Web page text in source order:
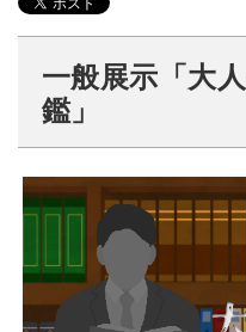
一般展示「 大
鑑 」